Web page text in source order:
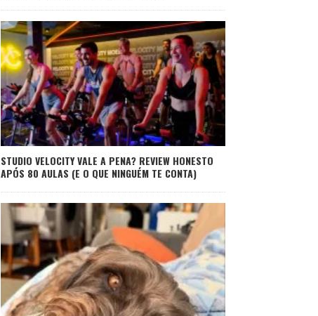
STUDIO VELOCITY VALE A PENA? REVIEW HONESTO
APÓS 80 AULAS (E O QUE NINGUÉM TE CONTA)